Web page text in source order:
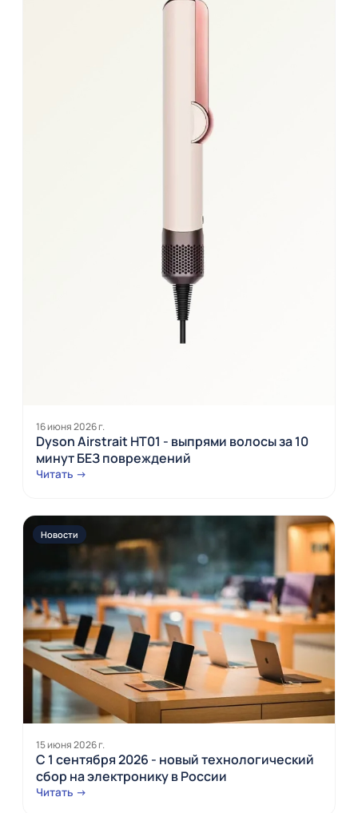
16 июня 2026 г.
Dyson Airstrait HT01 - выпрями волосы за 10
минут БЕЗ повреждений
Читать →
Новости
15 июня 2026 г.
С 1 сентября 2026 - новый технологический
сбор на электронику в России
Читать →